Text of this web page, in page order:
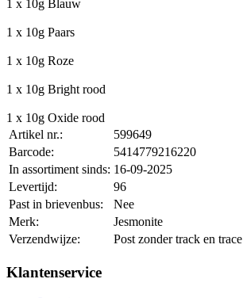
1 x 10g Blauw
1 x 10g Paars
1 x 10g Roze
1 x 10g Bright rood
1 x 10g Oxide rood
Artikel nr.:
599649
Barcode:
5414779216220
In assortiment sinds: 16-09-2025
Levertijd:
96
Past in brievenbus:
Nee
Merk:
Jesmonite
Verzendwijze:
Post zonder track en trace
Klantenservice